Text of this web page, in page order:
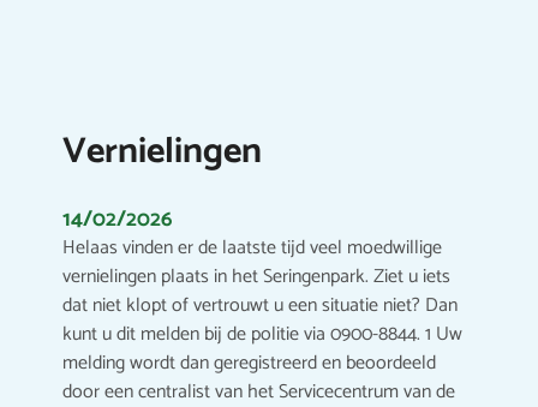
Vernielingen
14/02/2026
Helaas vinden er de laatste tijd veel moedwillige
vernielingen plaats in het Seringenpark. Ziet u iets
dat niet klopt of vertrouwt u een situatie niet? Dan
kunt u dit melden bij de politie via 0900-8844. 1 Uw
melding wordt dan geregistreerd en beoordeeld
door een centralist van het Servicecentrum van de